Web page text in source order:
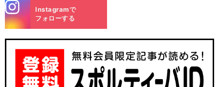
m
Instagramで
フォローする